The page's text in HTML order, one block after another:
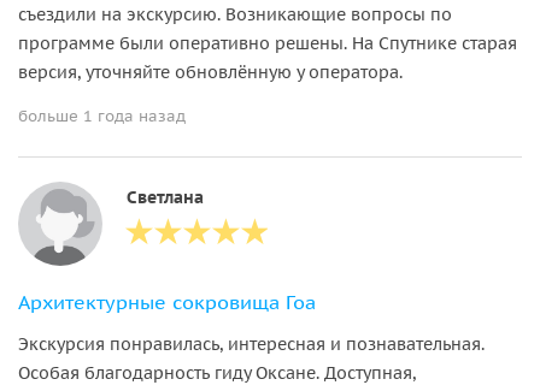
съездили на экскурсию. Возникающие вопросы по
программе были оперативно решены. На Спутнике старая
версия, уточняйте обновлённую у оператора.
больше 1 года назад
Светлана
Архитектурные сокровища Гоа
Экскурсия понравилась, интересная и познавательная.
Особая благодарность гиду Оксане. Доступная,